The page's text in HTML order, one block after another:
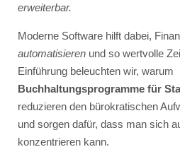
erweiterbar.
Moderne Software hilft dabei,
automatisierenund so wertvolle
Einführung beleuchten wir, warum
Buchhaltungsprogramme für
reduzieren den bürokratischen
und sorgen dafür, dass man sich
konzentrieren kann.